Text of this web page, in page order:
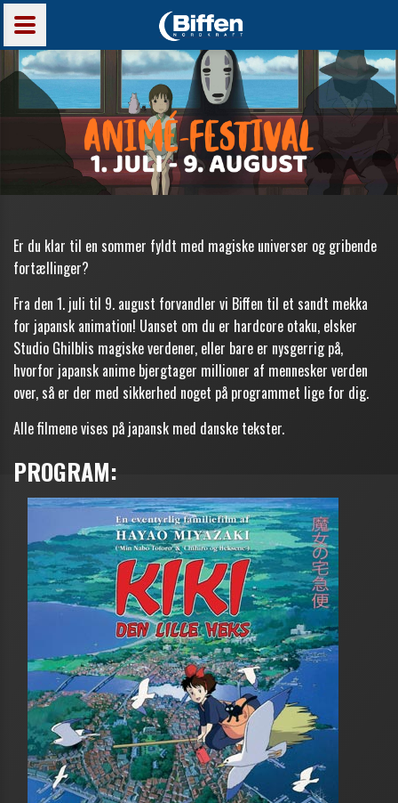
Er du klar til en sommer fyldt med magiske universer og gribende
fortællinger?
Fra den 1. juli til 9. august forvandler vi Biffen til et sandt mekka
for japansk animation! Uanset om du er hardcore otaku, elsker
Studio Ghilblis magiske verdener, eller bare er nysgerrig på,
hvorfor japansk anime bjergtager millioner af mennesker verden
over, så er der med sikkerhed noget på programmet lige for dig.
Alle filmene vises på japansk med danske tekster.
PROGRAM: